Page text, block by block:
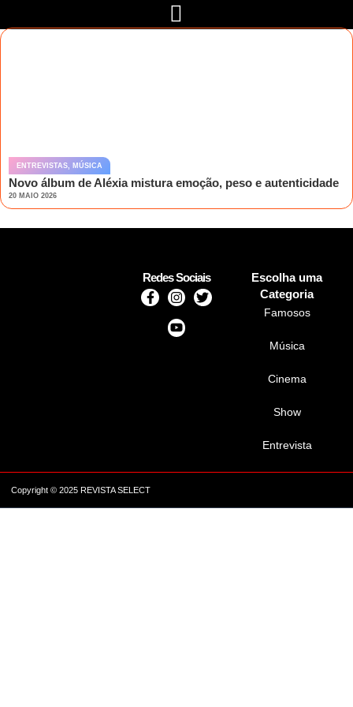
ENTREVISTAS, MÚSICA
Novo álbum de Aléxia mistura emoção, peso e autenticidade
20 MAIO 2026
Redes Sociais
Escolha uma
Categoria
Famosos
Música
Cinema
Show
Entrevista
Copyright © 2025 REVISTA SELECT